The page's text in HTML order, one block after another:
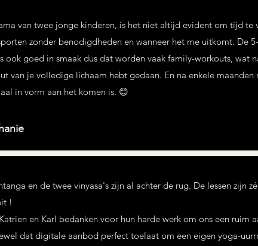
van twee jonge kinderen, is het niet altijd evident om tijd
zonder benodigdheden en wanneer het me uitkomt. De
ook goed in smaak dus dat worden vaak family-workouts,
van je volledige lichaam hebt gedaan. En na enkele
in vorm aan het komen is. 😊
en de twee vinyasa's zijn al achter de rug. De lessen
!
en Karl bedanken voor hun harde werk om ons een ruim
dat digitale aanbod perfect toelaat om een eigen yoga-